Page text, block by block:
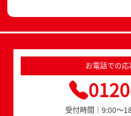
お電話での
受付時間｜9:00～